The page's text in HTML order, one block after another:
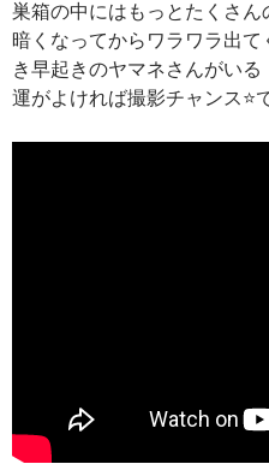
巣箱の中にはもっとたくさ
暗くなってからワラワラ出
き早起きのヤマネさんがい
運がよければ撮影チャンス⭐️